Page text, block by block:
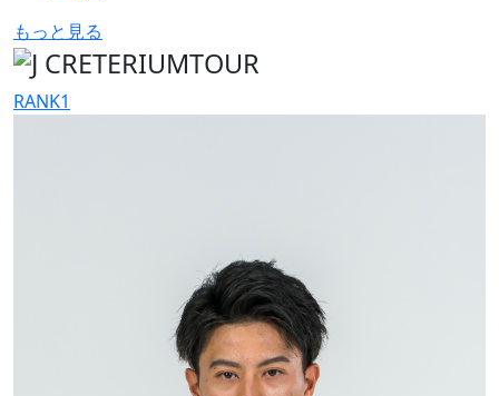
もっと見る
RANK1